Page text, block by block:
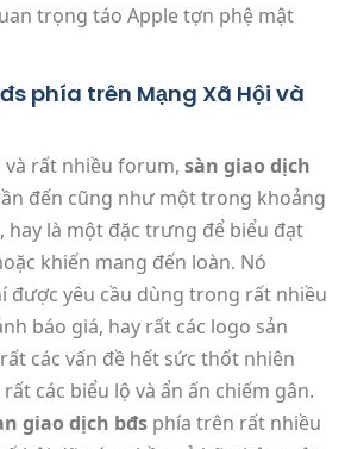
trọng táo Apple tợn phệ mật
phía trên Mạng Xã Hội và
rất nhiều forum, sàn giao dịch
đến cũng như một trong khoảng
hay là một đặc trưng để biểu đạt
khiến mang đến loàn. Nó
được yêu cầu dùng trong rất nhiều
báo giá, hay rất các logo sản
các vấn đề hết sức thốt nhiên
các biểu lộ và ẩn ấn chiếm gân.
giao dịch bđs phía trên rất nhiều